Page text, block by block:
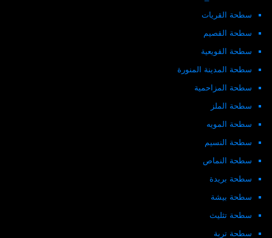
سطحة القريات
سطحة القصيم
سطحة القويعية
سطحة المدينة المنورة
سطحة المزاحمية
سطحة الملز
سطحة المويه
سطحة النسيم
سطحة النماص
سطحة بريدة
سطحة بيشة
سطحة تثليث
سطحة تربة